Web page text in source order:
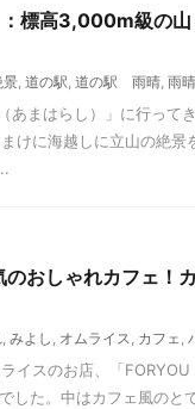
標高3,000m級の山
景, 道の駅, 道の駅 雨晴, 雨晴
あまはらし）」に行って
けに海越しに立山の絶景
おしゃれカフェ！
, みよし , オムライス, カフェ,
イスのお店、「
した。中はカフェ風のと